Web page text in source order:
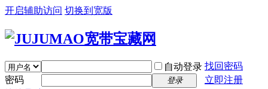
开启辅助访问 切换到宽版
自动登录 找回密码
密码
登录
立即注册